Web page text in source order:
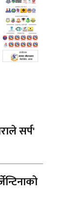
सर्प'